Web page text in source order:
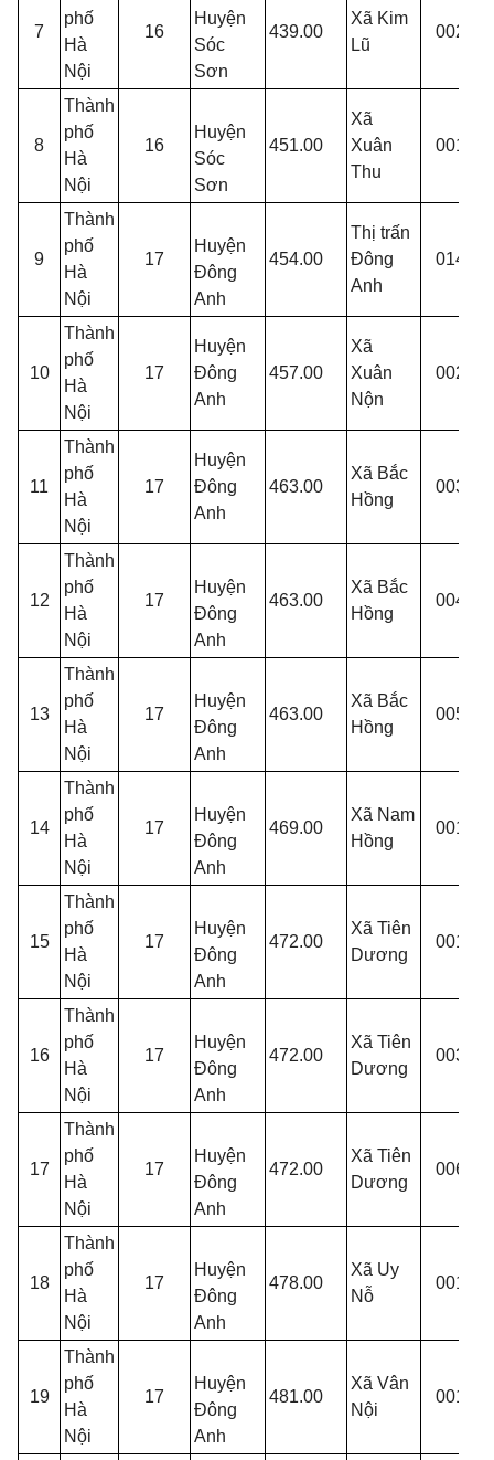
7
phố
Hà
Nội
16
Huyện
Sóc
Sơn
439.00
Xã Kim
Lũ
002
8
Thành
phố
Hà
Nội
16
Huyện
Sóc
Sơn
451.00
Xã
Xuân
Thu
001
9
Thành
phố
Hà
Nội
17
Huyện
Đông
Anh
454.00
Thị trấn
Đông
Anh
014
10
Thành
phố
Hà
Nội
17
Huyện
Đông
Anh
457.00
Xã
Xuân
Nộn
002
11
Thành
phố
Hà
Nội
17
Huyện
Đông
Anh
463.00
Xã Bắc
Hồng
003
12
Thành
phố
Hà
Nội
17
Huyện
Đông
Anh
463.00
Xã Bắc
Hồng
004
13
Thành
phố
Hà
Nội
17
Huyện
Đông
Anh
463.00
Xã Bắc
Hồng
005
14
Thành
phố
Hà
Nội
17
Huyện
Đông
Anh
469.00
Xã Nam
Hồng
001
15
Thành
phố
Hà
Nội
17
Huyện
Đông
Anh
472.00
Xã Tiên
Dương
001
16
Thành
phố
Hà
Nội
17
Huyện
Đông
Anh
472.00
Xã Tiên
Dương
003
17
Thành
phố
Hà
Nội
17
Huyện
Đông
Anh
472.00
Xã Tiên
Dương
006
18
Thành
phố
Hà
Nội
17
Huyện
Đông
Anh
478.00
Xã Uy
Nỗ
001
19
Thành
phố
Hà
Nội
17
Huyện
Đông
Anh
481.00
Xã Vân
Nội
001